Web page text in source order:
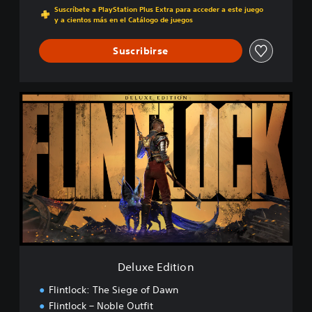
Suscríbete a PlayStation Plus Extra para acceder a este juego
y a cientos más en el Catálogo de juegos
Suscribirse
D
e
x
e
d
o
Deluxe Edition
Flintlock: The Siege of Dawn
Flintlock – Noble Outfit